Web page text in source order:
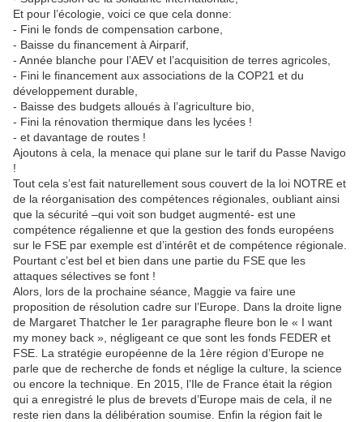
Et pour l’écologie, voici ce que cela donne:
- Fini le fonds de compensation carbone,
- Baisse du financement à Airparif,
- Année blanche pour l’AEV et l’acquisition de terres agricoles,
- Fini le financement aux associations de la COP21 et du
développement durable,
- Baisse des budgets alloués à l’agriculture bio,
- Fini la rénovation thermique dans les lycées !
- et davantage de routes !
Ajoutons à cela, la menace qui plane sur le tarif du Passe Navigo
!
Tout cela s’est fait naturellement sous couvert de la loi NOTRE et
de la réorganisation des compétences régionales, oubliant ainsi
que la sécurité –qui voit son budget augmenté- est une
compétence régalienne et que la gestion des fonds européens
sur le FSE par exemple est d’intérêt et de compétence régionale.
Pourtant c’est bel et bien dans une partie du FSE que les
attaques sélectives se font !
Alors, lors de la prochaine séance, Maggie va faire une
proposition de résolution cadre sur l’Europe. Dans la droite ligne
de Margaret Thatcher le 1er paragraphe fleure bon le « I want
my money back », négligeant ce que sont les fonds FEDER et
FSE. La stratégie européenne de la 1ère région d’Europe ne
parle que de recherche de fonds et néglige la culture, la science
ou encore la technique. En 2015, l’Ile de France était la région
qui a enregistré le plus de brevets d’Europe mais de cela, il ne
reste rien dans la délibération soumise. Enfin la région fait le